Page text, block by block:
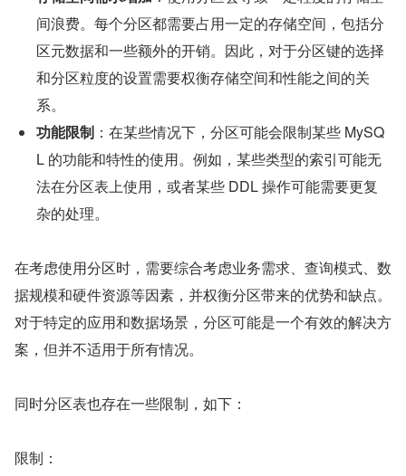
间浪费。每个分区都需要占用一定的存储空间，包括分
区元数据和一些额外的开销。因此，对于分区键的选择
和分区粒度的设置需要权衡存储空间和性能之间的关
系。
功能限制 ：在某些情况下，分区可能会限制某些 MySQ
L 的功能和特性的使用。例如，某些类型的索引可能无
法在分区表上使用，或者某些 DDL 操作可能需要更复
杂的处理。
在考虑使用分区时，需要综合考虑业务需求、查询模式、数
据规模和硬件资源等因素，并权衡分区带来的优势和缺点。
对于特定的应用和数据场景，分区可能是一个有效的解决方
案，但并不适用于所有情况。
同时分区表也存在一些限制，如下：
限制：